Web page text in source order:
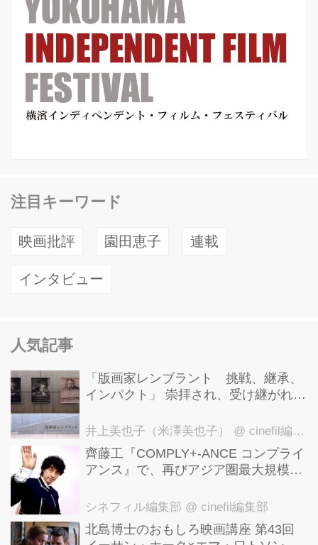
注目キーワード
映画批評 園田恵子 連載
インタビュー
人気記事
「版画家レンブラント 挑戦、継承、
インパクト」 崇拝され、受け継がれ、
洋美術館にて9月23日まで開催中！
井上美也子（米澤美也子） @ cinefil編集部
齊藤工『COMPLY+-ANCE コンプライ
アンス』で、再びアジア圏最大規模の
ナショナル・パノラマ部門"に正式招
シネフィル編集部 @ cinefil編集部
北島博士のおもしろ映画講座 第43回